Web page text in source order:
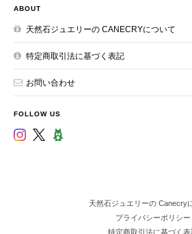
ABOUT
天然石ジュエリーの CANECRYについて
特定商取引法に基づく表記
お問い合わせ
FOLLOW US
天然石ジュエリーの Canecry
プライバシーポリシー
特定商取引法に基づく表